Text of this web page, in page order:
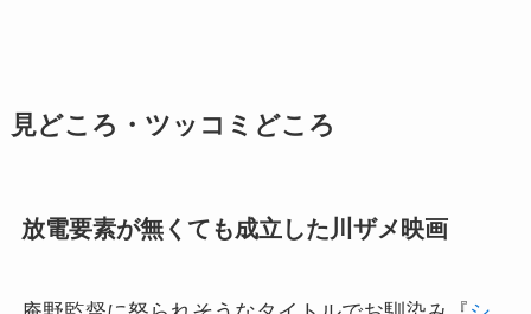
見どころ・ツッコミどころ
放電要素が無くても成立した川ザメ映画